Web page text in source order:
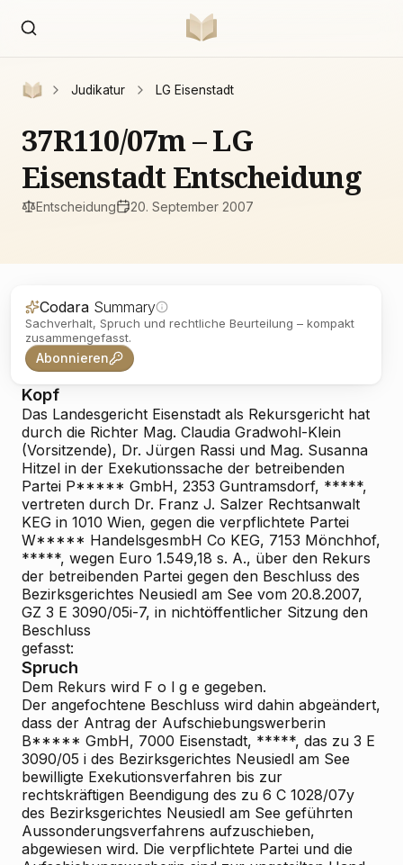
Judikatur LG Eisenstadt
37R110/07m – LG
Eisenstadt Entscheidung
Entscheidung 20. September 2007
Codara Summary
Sachverhalt, Spruch und rechtliche Beurteilung – kompakt
zusammengefasst.
Abonnieren
Kopf
Das Landesgericht Eisenstadt als Rekursgericht hat
durch die Richter Mag. Claudia Gradwohl-Klein
(Vorsitzende), Dr. Jürgen Rassi und Mag. Susanna
Hitzel in der Exekutionssache der betreibenden
Partei P***** GmbH, 2353 Guntramsdorf, *****,
vertreten durch Dr. Franz J. Salzer Rechtsanwalt
KEG in 1010 Wien, gegen die verpflichtete Partei
W***** HandelsgesmbH Co KEG, 7153 Mönchhof,
*****, wegen Euro 1.549,18 s. A., über den Rekurs
der betreibenden Partei gegen den Beschluss des
Bezirksgerichtes Neusiedl am See vom 20.8.2007,
GZ 3 E 3090/05i-7, in nichtöffentlicher Sitzung den
Beschluss
gefasst:
Spruch
Dem Rekurs wird F o l g e gegeben.
Der angefochtene Beschluss wird dahin abgeändert,
dass der Antrag der Aufschiebungswerberin
B***** GmbH, 7000 Eisenstadt, *****, das zu 3 E
3090/05 i des Bezirksgerichtes Neusiedl am See
bewilligte Exekutionsverfahren bis zur
rechtskräftigen Beendigung des zu 6 C 1028/07y
des Bezirksgerichtes Neusiedl am See geführten
Aussonderungsverfahrens aufzuschieben,
abgewiesen wird. Die verpflichtete Partei und die